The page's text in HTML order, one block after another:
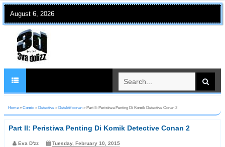
August 6, 2026
Home » Comic » Detective » Detektif conan » Part II: Peristiwa Penting Di Komik Detective Conan 2
Part II: Peristiwa Penting Di Komik Detective Conan 2
Eva D'zz Tuesday, February 10, 2015